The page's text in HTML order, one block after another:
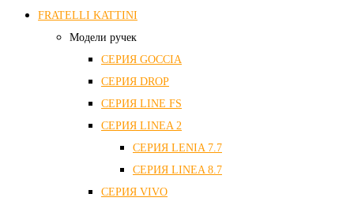
FRATELLI KATTINI
Модели ручек
СЕРИЯ GOCCIA
СЕРИЯ DROP
СЕРИЯ LINE FS
СЕРИЯ LINEA 2
СЕРИЯ LENIA 7.7
СЕРИЯ LINEA 8.7
СЕРИЯ VIVO